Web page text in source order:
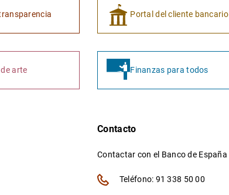
Portal del cliente bancario
arte Finanzas para todos
Contacto
Contactar con el Banco de España
Teléfono: 91 338 50 00